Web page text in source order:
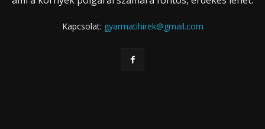
Kapcsolat: gyarmatihirek@gmail.com